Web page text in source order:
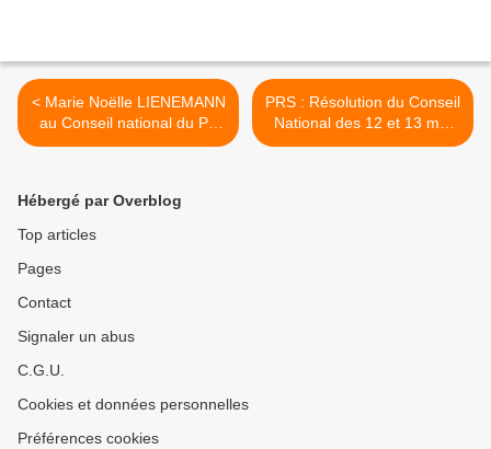
< Marie Noëlle LIENEMANN
au Conseil national du PS
du 12 mai 2007
PRS : Résolution du Conseil
National des 12 et 13 mai
2007 >
Hébergé par Overblog
Top articles
Pages
Contact
Signaler un abus
C.G.U.
Cookies et données personnelles
Préférences cookies